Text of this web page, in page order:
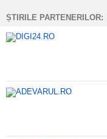
ȘTIRILE PARTENERILOR: